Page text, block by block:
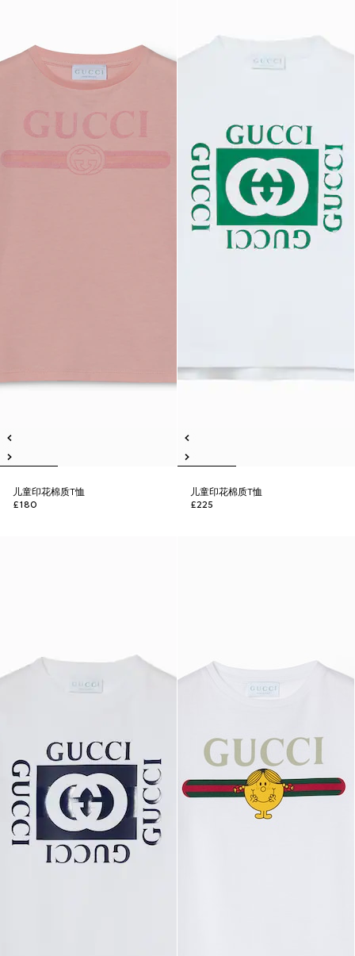
儿童印花棉质T恤
£180
儿童印花棉质T恤
£225